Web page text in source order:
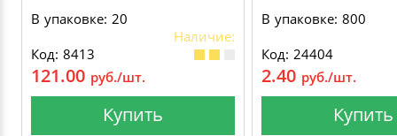
В упаковке: 20
Наличие:
Код: 8413
121.00 руб./шт.
Купить
В упаковке: 800
Код: 24404
2.40 руб./шт.
Купить